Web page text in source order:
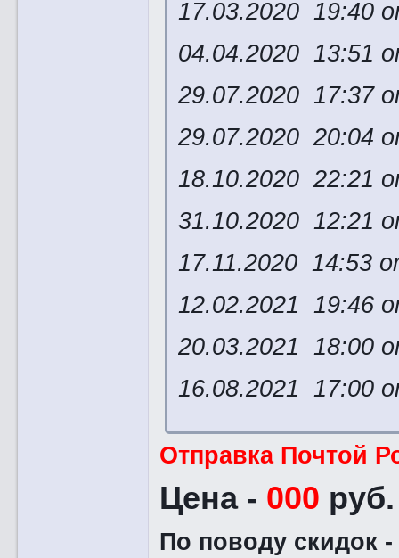
17.03.2020 19:40
04.04.2020 13:51
29.07.2020 17:37
29.07.2020 20:04
18.10.2020 22:21
31.10.2020 12:21
17.11.2020 14:53
12.02.2021 19:46
20.03.2021 18:00
16.08.2021 17:00
Отправка Почтой
Цена - 000 руб.
По поводу скидок